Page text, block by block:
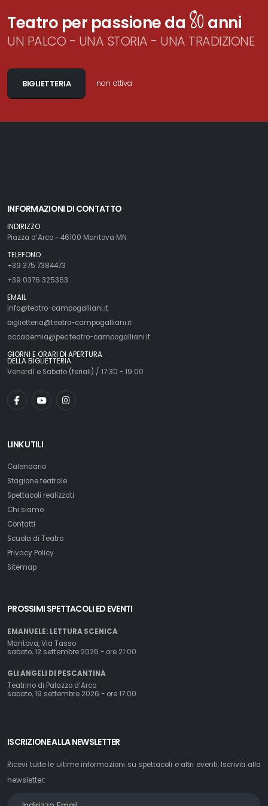
Teatro per passione da80 anni
UN PALCO - UNA STORIA - UNA TRADIZIONE
BIGLIETTERIA non attiva
INFORMAZIONI DI CONTATTO
INDIRIZZO
Piazza d’Arco - 46100 Mantova MN
TELEFONO
+39 375 7384473
+39 0376 325363
EMAIL
info@teatro-campogalliani.it
biglietteria@teatro-campogalliani.it
accademia@pec.teatro-campogalliani.it
GIORNI E ORARI DI APERTURA
DELLA BIGLIETTERIA
Venerdì e Sabato (feriali) / 17:30 - 19:00
LINK UTILI
Calendario
Stagione teatrale
Spettacoli realizzati
Chi siamo
Contatti
Scuola di Teatro
Privacy Policy
Sitemap
PROSSIMI SPETTACOLI ED EVENTI
EMANUELE: LETTURA SCENICA
Mantova, Via Tasso
sabato, 12 settembre 2026 - ore 21:00
GLI ANGELI DI PESCANTINA
Teatrino di Palazzo d’Arco
sabato, 19 settembre 2026 - ore 17:00
ISCRIZIONE ALLA NEWSLETTER
Ricevi tutte le ultime informazioni su spettacoli e altri eventi. Iscriviti alla
newsletter: